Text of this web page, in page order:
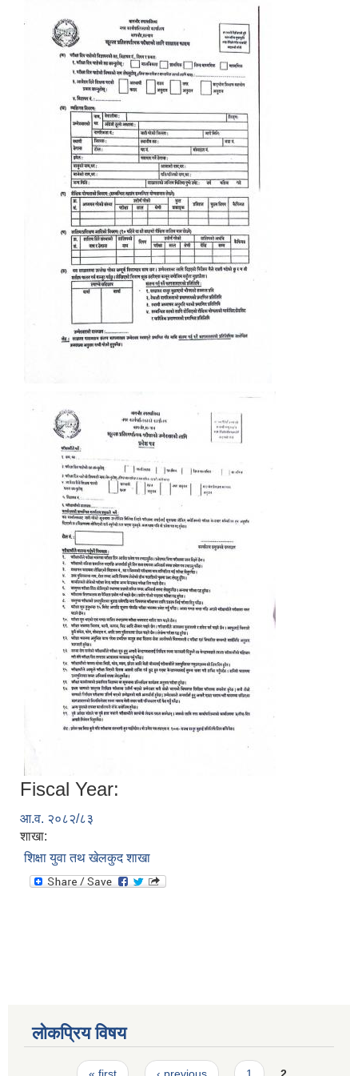
Fiscal Year:
आ.व. २०८२/८३
शाखा:
शिक्षा युवा तथ खेलकुद शाखा
लोकप्रिय विषय